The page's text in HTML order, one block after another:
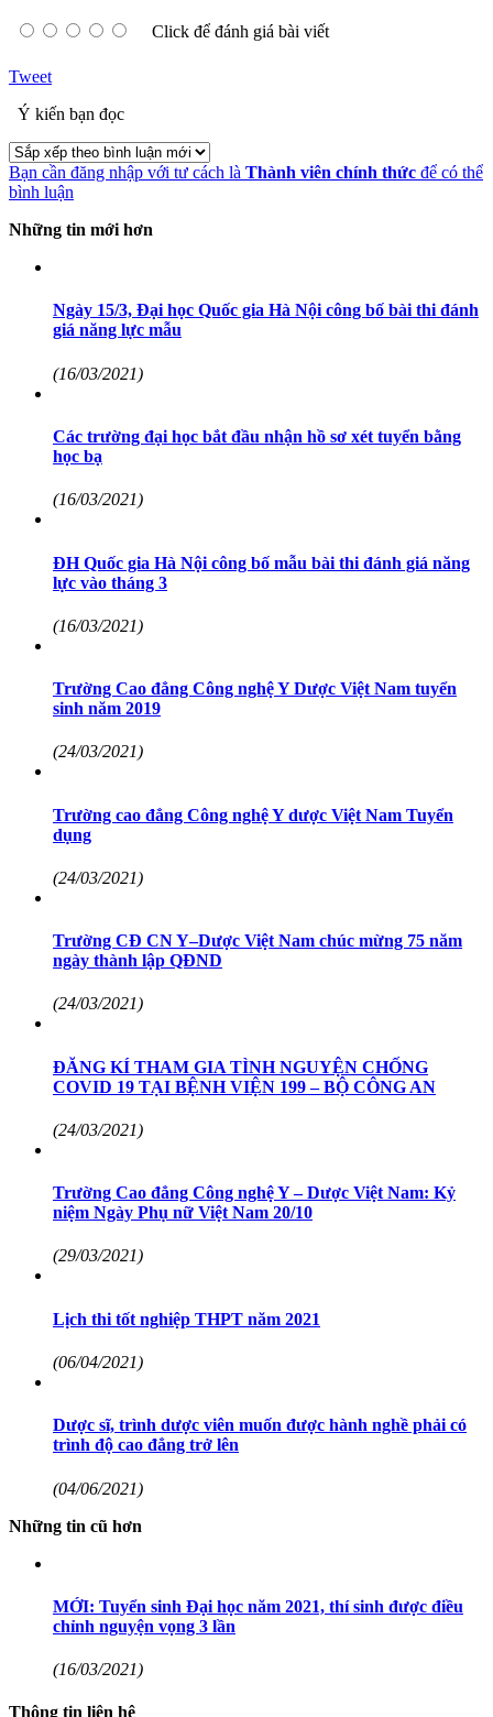
Click để đánh giá bài viết
Tweet
Ý kiến bạn đọc
Bạn cần đăng nhập với tư cách là Thành viên chính thức để có thể
bình luận
Những tin mới hơn
Ngày 15/3, Đại học Quốc gia Hà Nội công bố bài thi đánh
giá năng lực mẫu
(16/03/2021)
Các trường đại học bắt đầu nhận hồ sơ xét tuyển bằng
học bạ
(16/03/2021)
ĐH Quốc gia Hà Nội công bố mẫu bài thi đánh giá năng
lực vào tháng 3
(16/03/2021)
Trường Cao đẳng Công nghệ Y Dược Việt Nam tuyển
sinh năm 2019
(24/03/2021)
Trường cao đẳng Công nghệ Y dược Việt Nam Tuyển
dụng
(24/03/2021)
Trường CĐ CN Y–Dược Việt Nam chúc mừng 75 năm
ngày thành lập QĐND
(24/03/2021)
ĐĂNG KÍ THAM GIA TÌNH NGUYỆN CHỐNG
COVID 19 TẠI BỆNH VIỆN 199 – BỘ CÔNG AN
(24/03/2021)
Trường Cao đẳng Công nghệ Y – Dược Việt Nam: Kỷ
niệm Ngày Phụ nữ Việt Nam 20/10
(29/03/2021)
Lịch thi tốt nghiệp THPT năm 2021
(06/04/2021)
Dược sĩ, trình dược viên muốn được hành nghề phải có
trình độ cao đẳng trở lên
(04/06/2021)
Những tin cũ hơn
MỚI: Tuyển sinh Đại học năm 2021, thí sinh được điều
chỉnh nguyện vọng 3 lần
(16/03/2021)
Thông tin liên hệ